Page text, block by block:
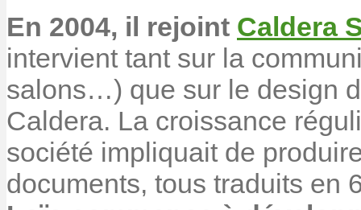
En 2004, il rejoint Caldera
intervient tant sur la
salons…) que sur le design
Caldera. La croissance
société impliquait de
documents, tous traduits en